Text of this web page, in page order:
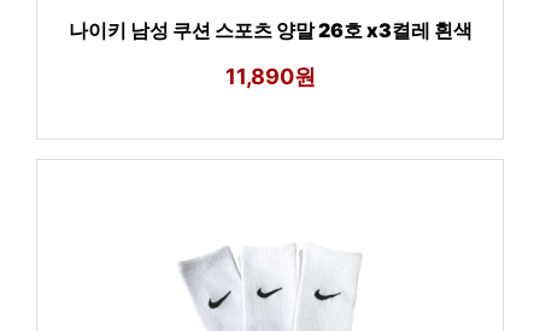
나이키 남성 쿠션 스포츠 양말 26호 x3켤레 흰색
11,890원